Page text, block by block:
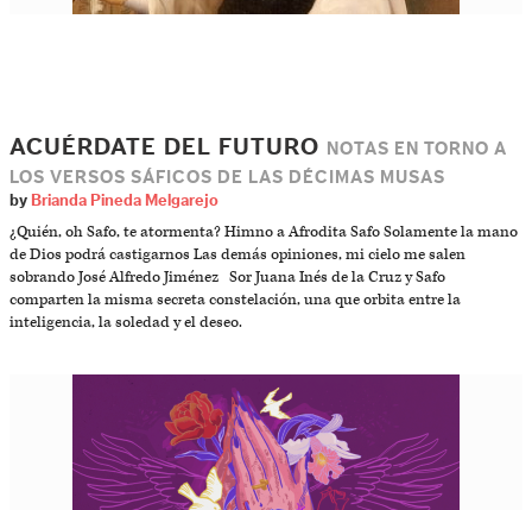
ACUÉRDATE DEL FUTURO
NOTAS EN TORNO A
LOS VERSOS SÁFICOS DE LAS DÉCIMAS MUSAS
by Brianda Pineda Melgarejo
¿Quién, oh Safo, te atormenta? Himno a Afrodita Safo Solamente la mano
de Dios podrá castigarnos Las demás opiniones, mi cielo me salen
sobrando José Alfredo Jiménez Sor Juana Inés de la Cruz y Safo
comparten la misma secreta constelación, una que orbita entre la
inteligencia, la soledad y el deseo.